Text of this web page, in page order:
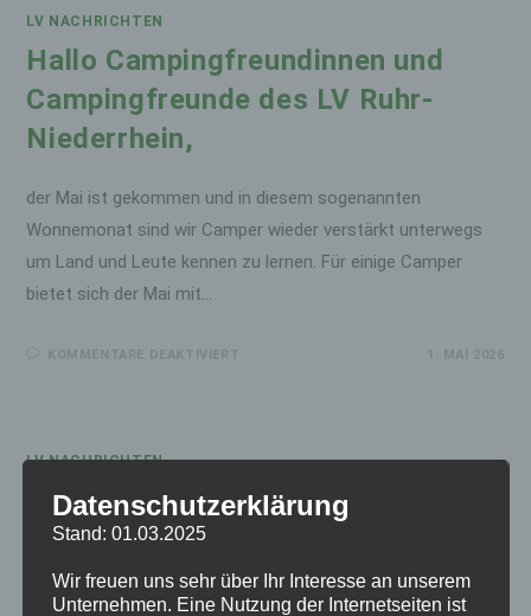
LV NACHRICHTEN
Hallo Campingfreundinnen und
Campingfreunde des LV Ruhr-
Niederrhein,
der Mai ist gekommen und in diesem sogenannten
Wonnemonat sind wir Camper wieder verstärkt unterwegs
um Land und Leute kennen zu lernen. Für einige Camper
bietet sich der Mai mit…
RUHR-
LV NACHRICHTEN
Hallo liebe Campingfreundinnen
und Campingfreunde des LV Ruhr-
Niederrhein,
Datenschutzerklärung
Stand: 01.03.2025
Wir freuen uns sehr über Ihr Interesse an unserem
Unternehmen. Eine Nutzung der Internetseiten ist